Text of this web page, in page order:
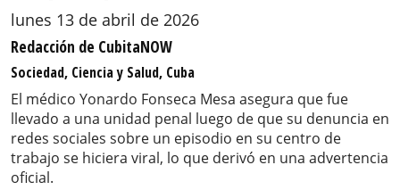
lunes 13 de abril de 2026
Redacción de CubitaNOW
Sociedad, Ciencia y Salud, Cuba
El médico Yonardo Fonseca Mesa asegura que fue
llevado a una unidad penal luego de que su denuncia en
redes sociales sobre un episodio en su centro de
trabajo se hiciera viral, lo que derivó en una advertencia
oficial.